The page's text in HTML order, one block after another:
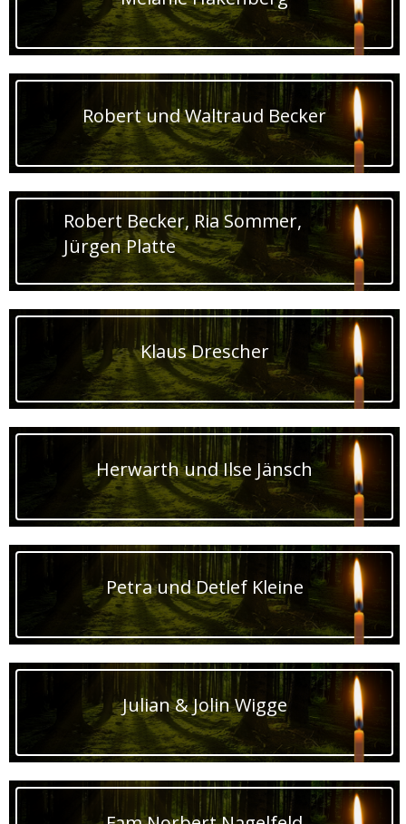
Robert und Waltraud Becker
Robert Becker, Ria Sommer,
Jürgen Platte
Klaus Drescher
Herwarth und Ilse Jänsch
Petra und Detlef Kleine
Julian & Jolin Wigge